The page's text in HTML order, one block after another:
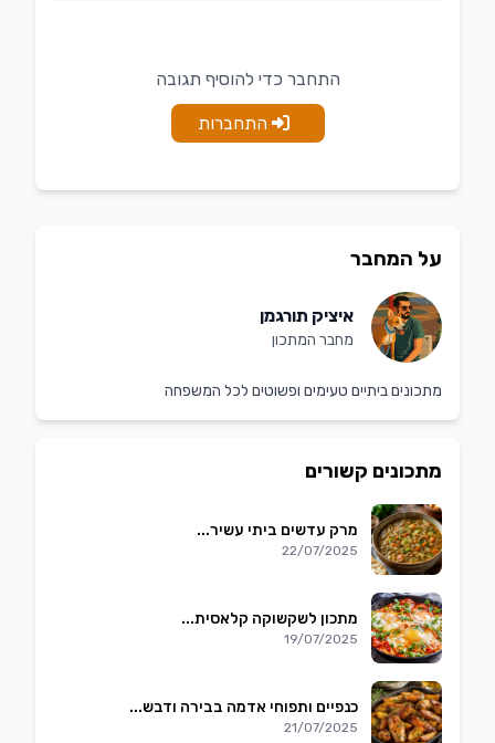
התחבר כדי להוסיף תגובה
התחברות
על המחבר
איציק תורגמן
מחבר המתכון
מתכונים ביתיים טעימים ופשוטים לכל המשפחה
מתכונים קשורים
מרק עדשים ביתי עשיר...
22/07/2025
מתכון לשקשוקה קלאסית...
19/07/2025
כנפיים ותפוחי אדמה בבירה ודבש...
21/07/2025